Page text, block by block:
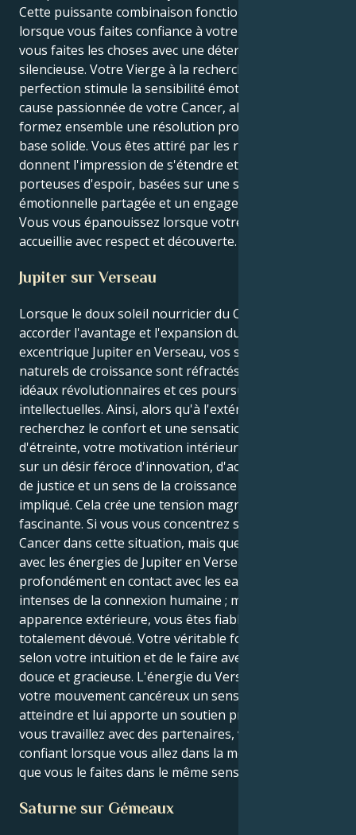
Cette puissante combinaison fonctionne le mieux
lorsque vous faites confiance à votre instinct et que
vous faites les choses avec une détermination
silencieuse. Votre Vierge à la recherche de la
perfection stimule la sensibilité émotionnelle de la
cause passionnée de votre Cancer, alors que vous
formez ensemble une résolution profonde et une
base solide. Vous êtes attiré par les relations qui
donnent l'impression de s'étendre et d'être
porteuses d'espoir, basées sur une sécurité
émotionnelle partagée et un engagement féroce.
Vous vous épanouissez lorsque votre énergie est
accueillie avec respect et découverte.
Jupiter sur Verseau
Lorsque le doux soleil nourricier du Cancer se voit
accorder l'avantage et l'expansion du turbulent et
excentrique Jupiter en Verseau, vos sentiments
naturels de croissance sont réfractés à travers ces
idéaux révolutionnaires et ces poursuites
intellectuelles. Ainsi, alors qu'à l'extérieur vous
recherchez le confort et une sensation de sécurité et
d'étreinte, votre motivation intérieure se concentre
sur un désir féroce d'innovation, d'action collective,
de justice et un sens de la croissance large et non
impliqué. Cela crée une tension magnifique et
fascinante. Si vous vous concentrez sur vos désirs de
Cancer dans cette situation, mais que vous travaillez
avec les énergies de Jupiter en Verseau, vous êtes
profondément en contact avec les eaux chaudes et
intenses de la connexion humaine ; mais dans votre
apparence extérieure, vous êtes fiable, protecteur et
totalement dévoué. Votre véritable force est d'agir
selon votre intuition et de le faire avec une énergie
douce et gracieuse. L'énergie du Verseau donne à
votre mouvement cancéreux un sens aigu du but à
atteindre et lui apporte un soutien précieux. Lorsque
vous travaillez avec des partenaires, vous êtes
confiant lorsque vous allez dans la même direction et
que vous le faites dans le même sens.
Saturne sur Gémeaux